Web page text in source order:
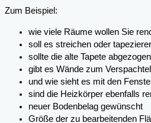
Zum Beispiel:
wie viele Räume wollen Sie
soll es streichen oder
sollte die alte Tapete
gibt es Wände zum
und wie sieht es mit den
sind die Heizkörper ebenfalls
neuer Bodenbelag gewünscht
Größe der zu bearbeitenden